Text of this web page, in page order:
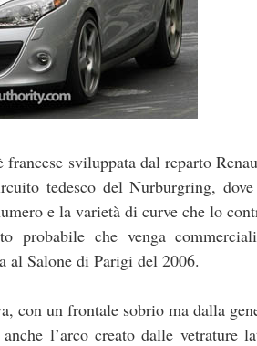
sviluppata dal reparto
tedesco del Nurburgring,
e la varietà di curve che lo
probabile che venga
al Salone di Parigi del 2006.
con un frontale sobrio ma dalla
l’arco creato dalle vetrature